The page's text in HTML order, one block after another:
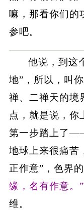
嘛，那看你们的
参吧。
他说，到这
地”，所以，叫
禅、二禅天的境
点，就是说，你
第一步踏上了
地球上来很痛苦
正作意”，色界
缘，名有作意。”
维。